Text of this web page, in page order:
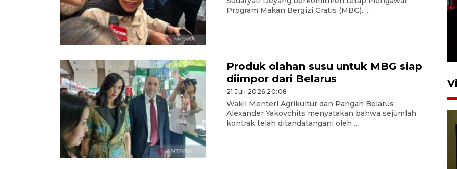
Program Makan Bergizi Gratis (MBG). ...
Produk olahan susu untuk MBG siap
diimpor dari Belarus
21 Juli 2026 20:08
Wakil Menteri Agrikultur dan Pangan Belarus
Alexander Yakovchits menyatakan bahwa sejumlah
kontrak telah ditandatangani oleh ...
Satu akses wisata Bromo